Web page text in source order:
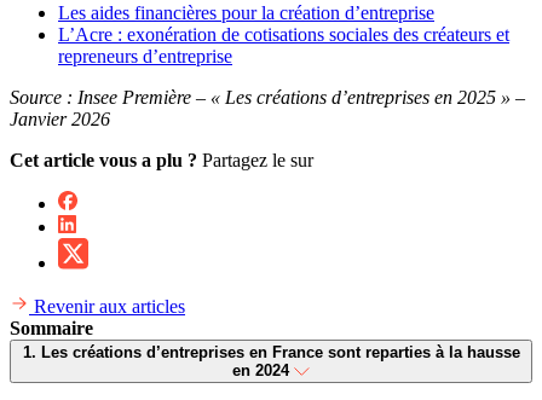
Les aides financières pour la création d’entreprise
L’Acre : exonération de cotisations sociales des créateurs et
repreneurs d’entreprise
Source : Insee Première – « Les créations d’entreprises en 2025 » –
Janvier 2026
Cet article vous a plu ? Partagez le sur
Revenir aux articles
Sommaire
1. Les créations d’entreprises en France sont reparties à la hausse
en 2024